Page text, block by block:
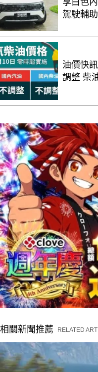
享白色內裝 香
駕駛輔
油價快
調整 柴
相關新聞推薦 RELATED